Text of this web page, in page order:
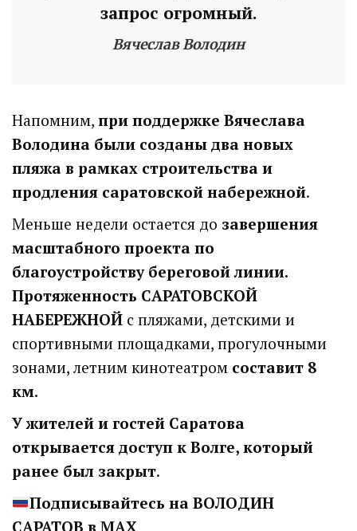
запрос огромный.
Вячеслав Володин
Напомним, при поддержке Вячеслава
Володина были созданы два новых
пляжа в рамках строительства и
продления саратовской набережной.
Меньше недели остается до завершения
масштабного проекта по
благоустройству береговой линии.
Протяженность САРАТОВСКОЙ
НАБЕРЕЖНОЙ с пляжами, детскими и
спортивными площадками, прогулочными
зонами, летним кинотеатром составит 8
км.
У жителей и гостей Саратова
открывается доступ к Волге, который
ранее был закрыт.
Подписывайтесь на ВОЛОДИН
САРАТОВ в МАХ